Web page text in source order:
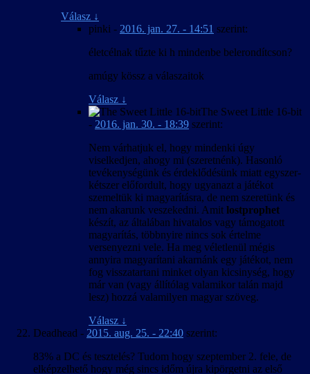
Válasz ↓
pinki - 2016. jan. 27. - 14:51 szerint:
életcélnak tűzte ki h mindenbe belerondítcson?
amúgy kössz a válaszaitok
Válasz ↓
The Sweet Little 16-bit
- 2016. jan. 30. - 18:39 szerint:
Nem várhatjuk el, hogy mindenki úgy
viselkedjen, ahogy mi (szeretnénk). Hasonló
tevékenységünk és érdeklődésünk miatt egyszer-
kétszer előfordult, hogy ugyanazt a játékot
szemeltük ki magyarításra, de nem szeretünk és
nem akarunk veszekedni. Amit lostprophet
készít, az általában hivatalos vagy támogatott
magyarítás, többnyire nincs sok értelme
versenyezni vele. Ha meg véletlenül mégis
annyira magyarítani akarnánk egy játékot, nem
fog visszatartani minket olyan kicsinység, hogy
már van (vagy állítólag valamikor talán majd
lesz) hozzá valamilyen magyar szöveg.
Válasz ↓
Deadhead - 2015. aug. 25. - 22:40 szerint:
83% a DC és tesztelés? Tudom hogy szeptember 2. fele, de
elképzelhető hogy még sincs időm újra kipörgetni az első